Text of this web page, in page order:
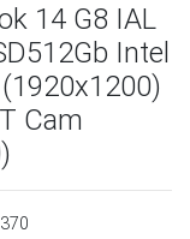
14 G8 IAL
Intel
Cam